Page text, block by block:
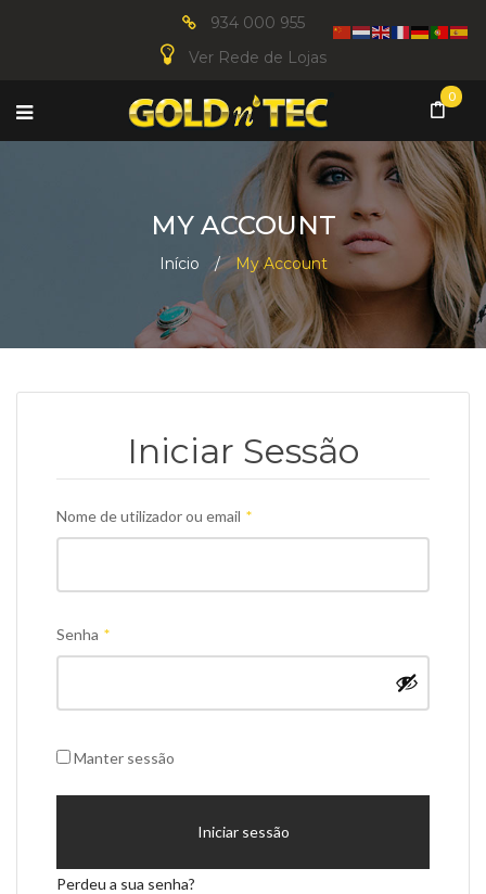
934 000 955
Ver Rede de Lojas
0
MY ACCOUNT
Início / My Account
Iniciar Sessão
Nome de utilizador ou email *Obrigatório
Senha *Obrigatório
Manter sessão
Iniciar sessão
Perdeu a sua senha?